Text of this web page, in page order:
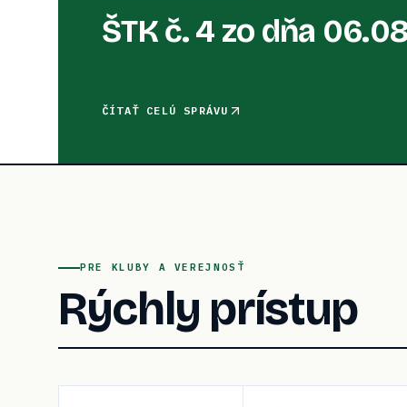
ŠTK č. 4 zo dňa
ČÍTAŤ CELÚ SPRÁVU
PRE KLUBY A VEREJNOSŤ
Rýchly prístup